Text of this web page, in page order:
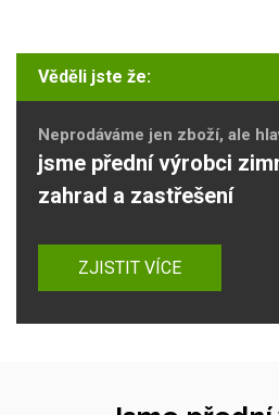
Věděli jste že:
Neprodáváme jen zboží, ale
jsme přední výrobci
zahrad a zastřešení
ZJISTIT VÍCE